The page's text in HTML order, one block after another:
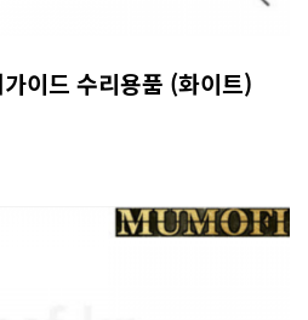
이드 수리용품 (화이트)